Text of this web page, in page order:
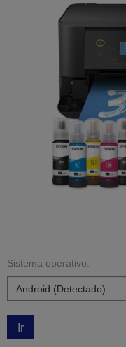
Sistema operativo:
Ir